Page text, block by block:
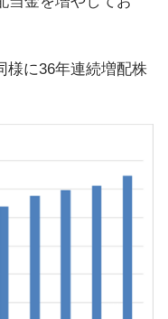
様に36年連続増配株